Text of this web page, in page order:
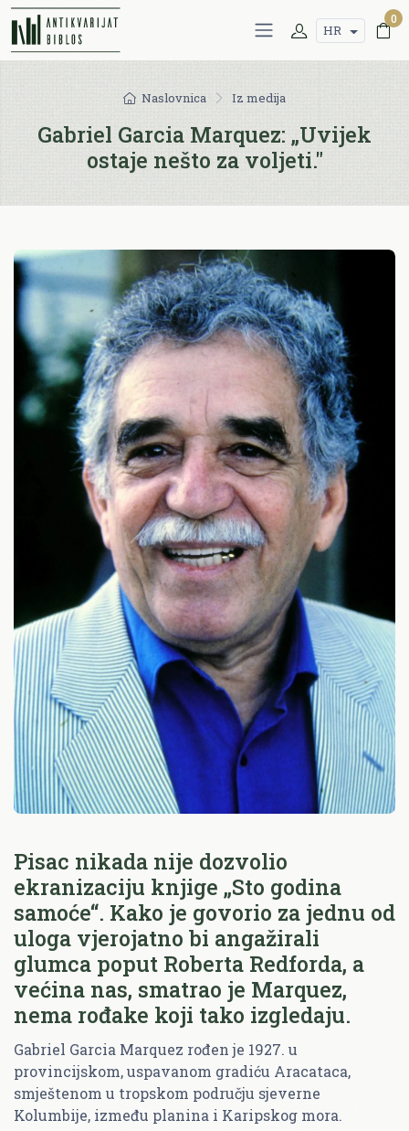
HR
0
Naslovnica Iz medija
Gabriel Garcia Marquez: „Uvijek
ostaje nešto za voljeti."
Pisac nikada nije dozvolio
ekranizaciju knjige „Sto godina
samoće“. Kako je govorio za jednu od
uloga vjerojatno bi angažirali
glumca poput Roberta Redforda, a
većina nas, smatrao je Marquez,
nema rođake koji tako izgledaju.
Gabriel Garcia Marquez rođen je 1927. u
provincijskom, uspavanom gradiću Aracataca,
smještenom u tropskom području sjeverne
Kolumbije, između planina i Karipskog mora.